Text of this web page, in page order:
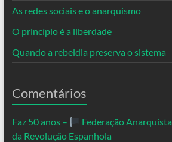
As redes sociais e o anarquismo
O princípio é a liberdade
Quando a rebeldia preserva o sistema
Comentários
Faz 50 anos – Federação Anarquista
da Revolução Espanhola